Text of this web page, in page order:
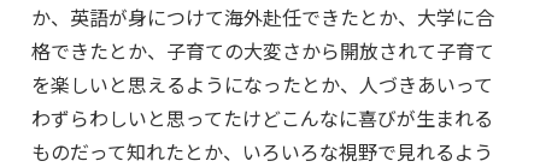
か、英語が身につけて海外赴任できたとか、大学に合
格できたとか、子育ての大変さから開放されて子育て
を楽しいと思えるようになったとか、人づきあいって
わずらわしいと思ってたけどこんなに喜びが生まれる
ものだって知れたとか、いろいろな視野で見れるよう